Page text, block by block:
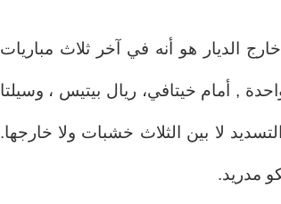
الديار هو أنه في آخر ثلاث مباريات
, أمام خيتافي، ريال بيتيس ، وسيلتا
لا بين الثلاث خشبات ولا خارجها.
مدريد.